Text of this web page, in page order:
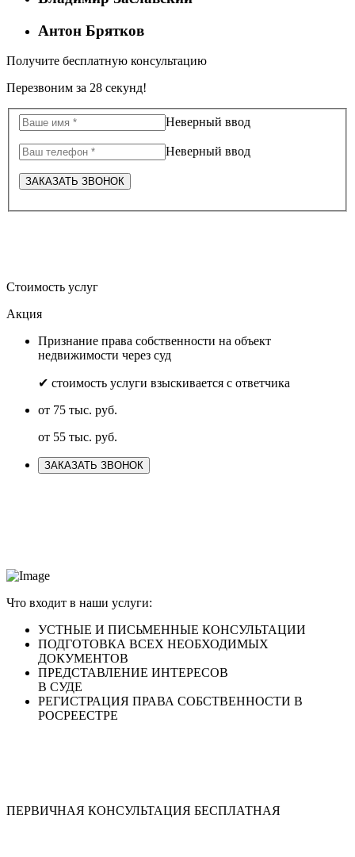
Антон Брятков
Получите бесплатную консультацию
Перезвоним за 28 секунд!
Неверный ввод
Неверный ввод
ЗАКАЗАТЬ ЗВОНОК
Стоимость услуг
Акция
Признание права собственности на объект
недвижимости через суд
✔ стоимость услуги взыскивается с ответчика
от 75 тыс. руб.
от 55 тыс. руб.
ЗАКАЗАТЬ ЗВОНОК
Что входит в наши услуги:
УСТНЫЕ И ПИСЬМЕННЫЕ КОНСУЛЬТАЦИИ
ПОДГОТОВКА ВСЕХ НЕОБХОДИМЫХ
ДОКУМЕНТОВ
ПРЕДСТАВЛЕНИЕ ИНТЕРЕСОВ
В СУДЕ
РЕГИСТРАЦИЯ ПРАВА СОБСТВЕННОСТИ В
РОСРЕЕСТРЕ
ПЕРВИЧНАЯ КОНСУЛЬТАЦИЯ БЕСПЛАТНАЯ